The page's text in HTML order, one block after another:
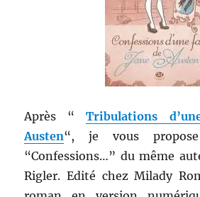
Après “
Tribulations
Austen“, je vous
“Confessions…” du même
Rigler. Edité chez Milady